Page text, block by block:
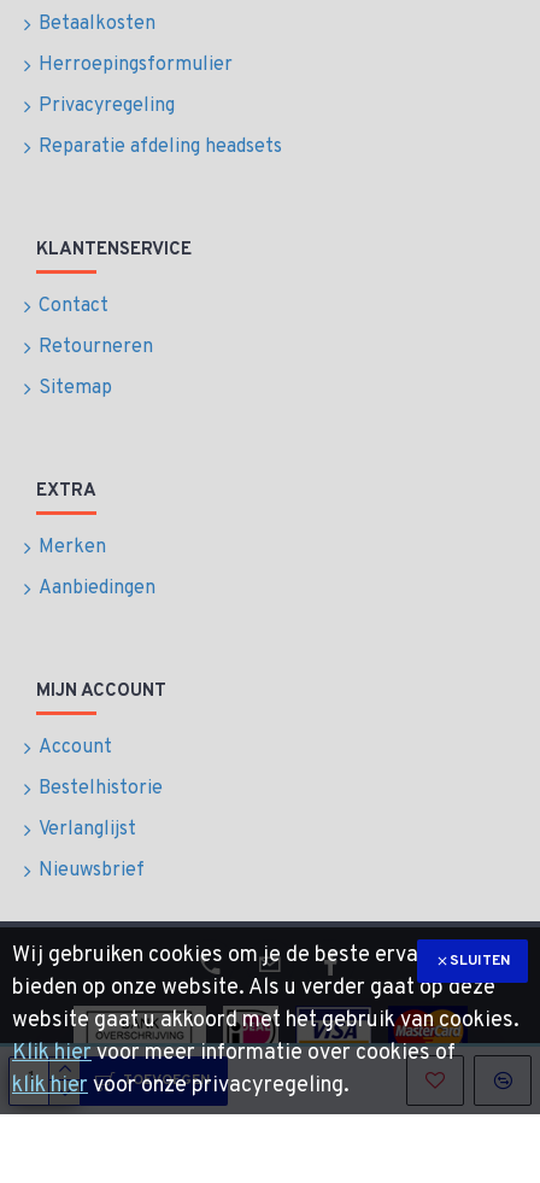
TOEVOEGEN
Betaalkosten
Herroepingsformulier
Privacyregeling
Reparatie afdeling headsets
KLANTENSERVICE
Contact
Retourneren
Sitemap
EXTRA
Merken
Aanbiedingen
MIJN ACCOUNT
Account
Bestelhistorie
Verlanglijst
Nieuwsbrief
SLUITEN
Wij gebruiken cookies om je de beste ervaring te
bieden op onze website. Als u verder gaat op deze
website gaat u akkoord met het gebruik van cookies.
Klik hiervoor meer informatie over cookies of
klik hiervoor onze privacyregeling.